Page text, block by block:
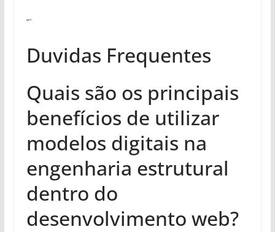
“`
Duvidas Frequentes
Quais são os principais
benefícios de utilizar
modelos digitais na
engenharia estrutural
dentro do
desenvolvimento web?